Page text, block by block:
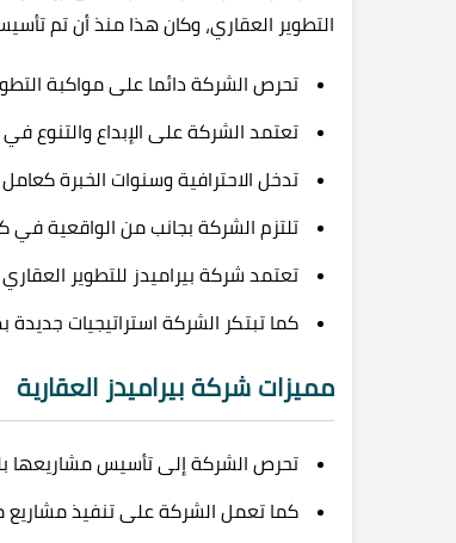
التطوير العقاري، وكان هذا منذ أن تم
تحرص الشركة دائما على مواكبة
تعتمد الشركة على الإبداع والتنوع
تدخل الاحترافية وسنوات الخبرة
تلتزم الشركة بجانب من الواقعية
تعتمد شركة بيراميدز للتطوير
كما تبتكر الشركة استراتيجيات جديدة
مميزات شركة بيراميدز العقارية
تحرص الشركة إلى تأسيس مشاريعها
كما تعمل الشركة على تنفيذ مشاريع